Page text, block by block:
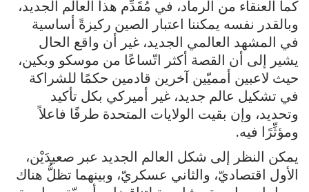
كما العنقاء من الرماد، في مُقَدِّم هذا العالم الجديد،
وبالقدر نفسه يمكننا اعتبار الصين ركيزةً أساسية
في المشهد العالمي الجديد، غير أن واقع الحال
يشير إلى أن القصة أكثر اتّساعًا من موسكو وبكين،
حيث لاعبين أمميّين آخرين قادمين حكمًا للشراكة
في تشكيل عالم جديد، غير أميركي بكل تأكيد
وتحديد، وإن بقيت الولايات المتحدة طرفًا فاعلاً
ومؤثِّرًا فيه.
يمكن النظر إلى شكل العالم الجديد عبر صعيدَيْن،
الأول اقتصاديّ، والثاني عسكريّ، وبينهما تظلُّ هناك